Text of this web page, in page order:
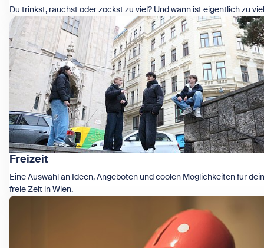
Du trinkst, rauchst oder zockst zu viel? Und wann ist eigentlich zu
Zeige Drogen & Sucht
Freizeit
Eine Auswahl an Ideen, Angeboten und coolen Möglichkeiten für
freie Zeit in Wien.
Zeige Freizeit